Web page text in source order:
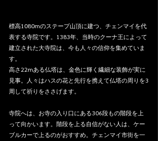
標高1080mのステープ山頂に建つ、チェンマイを代
表する寺院です。1383年、当時のクーナ王によって
建立された大寺院は、今も人々の信仰を集めていま
す。
高さ22mある仏塔は、金色に輝く繊細な装飾が実に
見事。人々はハスの花と先行を携えて仏塔の周りを3
周して祈りをささげます。
寺院へは、お寺の入り口にある306段もの階段を上
って向かいます。階段を上る自信がない人は、ケー
ブルカーで上るのがおすすめ。チェンマイ市街を一